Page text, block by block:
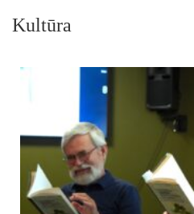
Kultūra